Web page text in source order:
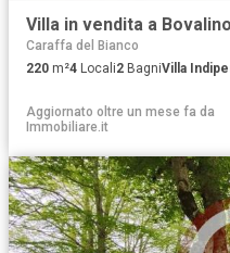
Villa in vendita a
Caraffa del Bianco
220 m²4 Locali2 BagniVilla
Aggiornato oltre un mese fa da
Immobiliare.it